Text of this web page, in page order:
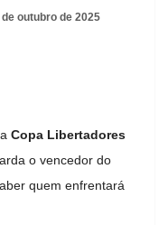
de outubro de 2025
Copa Libertadores
o vencedor do
quem enfrentará